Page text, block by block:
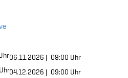
06.11.2026 | Online,
09:00 Uhr
04.12.2026 | Online,
09:00 Uhr